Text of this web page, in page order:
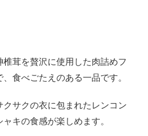
椎茸を贅沢に使用した肉詰めフ
食べごたえのある一品です。
クサクの衣に包まれたレンコン
キの食感が楽しめます。